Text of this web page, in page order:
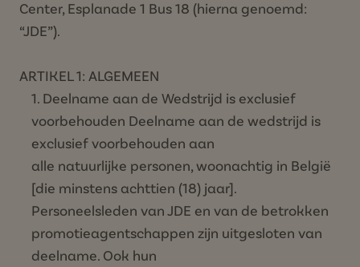
Center, Esplanade 1 Bus 18 (hierna genoemd:
“JDE”).
ARTIKEL 1: ALGEMEEN
Deelname aan de Wedstrijd is exclusief
voorbehouden Deelname aan de wedstrijd is
exclusief voorbehouden aan
alle natuurlijke personen, woonachtig in België
[die minstens achttien (18) jaar].
Personeelsleden van JDE en van de betrokken
promotieagentschappen zijn uitgesloten van
deelname. Ook hun